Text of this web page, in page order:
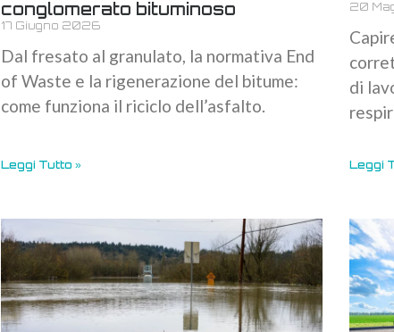
conglomerato bituminoso
17 Giugno 2026
Dal fresato al granulato, la normativa End
of Waste e la rigenerazione del bitume:
come funziona il riciclo dell’asfalto.
Leggi Tutto »
20
di
Leggi